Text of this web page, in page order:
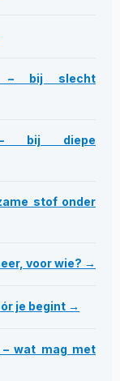
– bij slecht
– bij diepe
stof onder
voor wie? →
je begint →
– wat mag met